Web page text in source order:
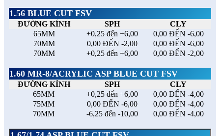
1.56 BLUE CUT FSV
ĐƯỜNG KÍNH SPH
CLY
65MM
+0,25 đến +6,00
0,00 ĐẾN -6,00
70MM
0,00 ĐẾN -2,00
0,00 ĐẾN -6,00
70MM
+0,25 đến +6,00 0,00 ĐẾN -2,00
1.60 MR-8/ACRYLIC ASP BLUE CUT FSV
ĐƯỜNG KÍNH SPH
CLY
65MM
+0,25 đến +6,00
0,00 ĐẾN -4,00
75MM
0,00 ĐẾN -6,00
0,00 ĐẾN -4,00
70MM
-6,25 đến -10,00 0,00 ĐẾN -4,00